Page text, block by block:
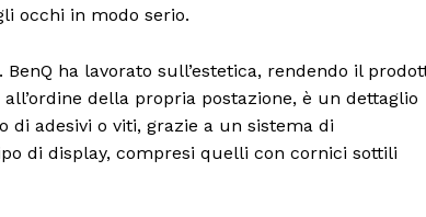
occhi in modo serio.
ha lavorato sull’estetica, rendendo il
della propria postazione, è un dettaglio
di adesivi o viti, grazie a un sistema di
di display, compresi quelli con cornici sottili